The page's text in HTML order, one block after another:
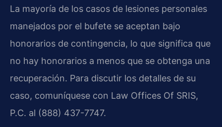
La mayoría de los casos de lesiones personales
manejados por el bufete se aceptan bajo
honorarios de contingencia, lo que significa que
no hay honorarios a menos que se obtenga una
recuperación. Para discutir los detalles de su
caso, comuníquese con Law Offices Of SRIS,
P.C. al (888) 437-7747.